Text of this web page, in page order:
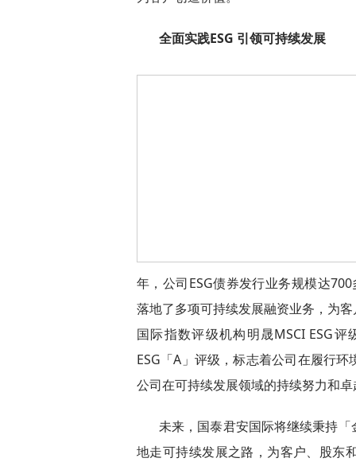
全面实践ESG 引领可持续发展
年，公司ESG债券发行业务规模达
落地了多项可持续发展融资业务，为
国际指数评级机构明晟MSCI ESG
ESG「A」评级，标志着公司在履行
公司在可持续发展领域的持续努力和
未来，国泰君安国际将继续秉持
地走可持续发展之路，为客户、股东